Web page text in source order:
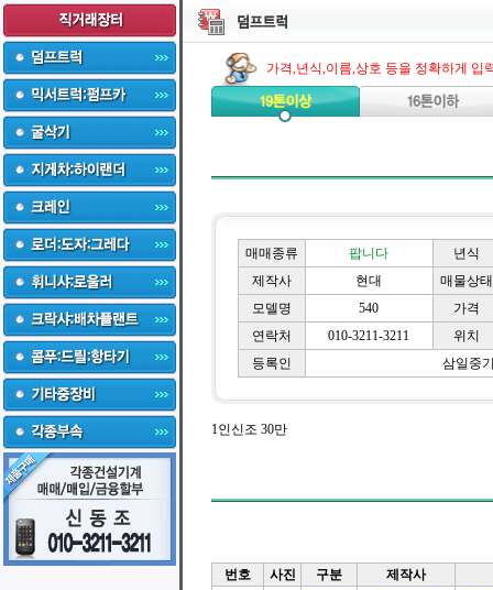
가격,년식,이름,상호 등을 정확하게 입
매매종류 팝니다
년식
제작사
현대
매물상태
모델명
540
가격
연락처
010-3211-3211
위치
등록인
삼일중
1인신조 30만
번호 사진 구분
제작사